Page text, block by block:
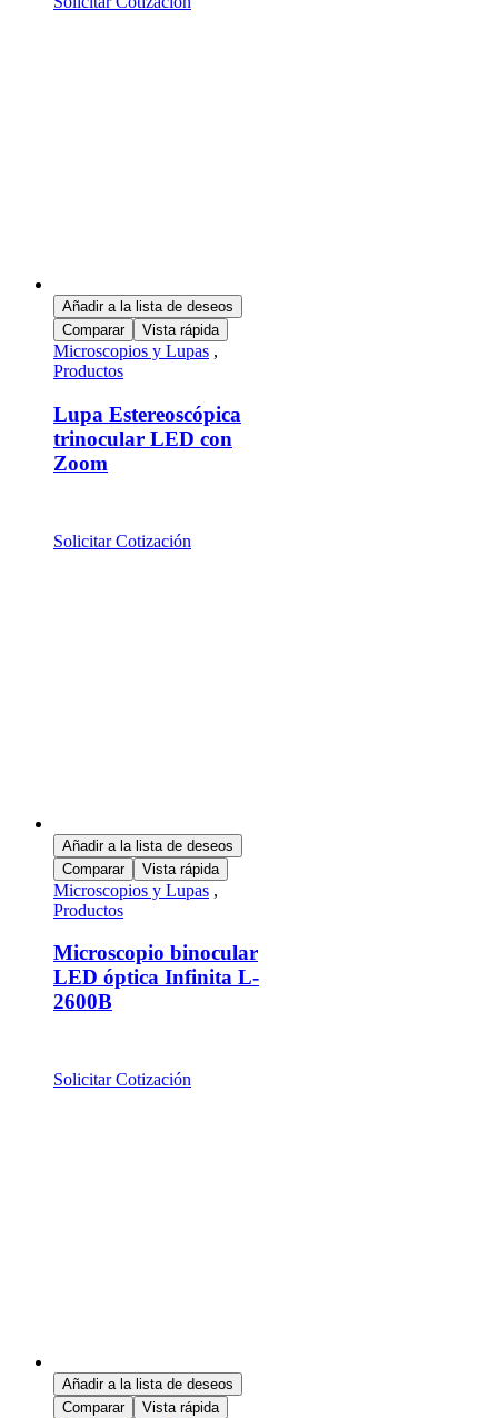
Añadir a la lista de deseos
Comparar
Vista rápida
Microscopios y Lupas ,
Productos
Lupa Estereoscópica
trinocular LED con
Zoom
Solicitar Cotización
Añadir a la lista de deseos
Comparar
Vista rápida
Microscopios y Lupas ,
Productos
Microscopio binocular
LED óptica Infinita L-
2600B
Solicitar Cotización
Añadir a la lista de deseos
Comparar
Vista rápida